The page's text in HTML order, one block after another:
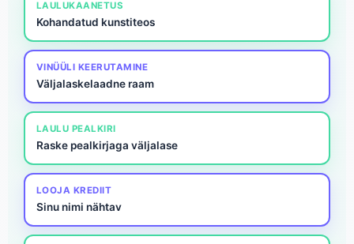
LAULUKAANETUS
Kohandatud kunstiteos
VINÜÜLI KEERUTAMINE
Väljalaskelaadne raam
LAULU PEALKIRI
Raske pealkirjaga väljalase
LOOJA KREDIIT
Sinu nimi nähtav